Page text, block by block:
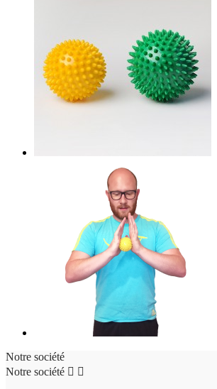
Notre société
Notre société  